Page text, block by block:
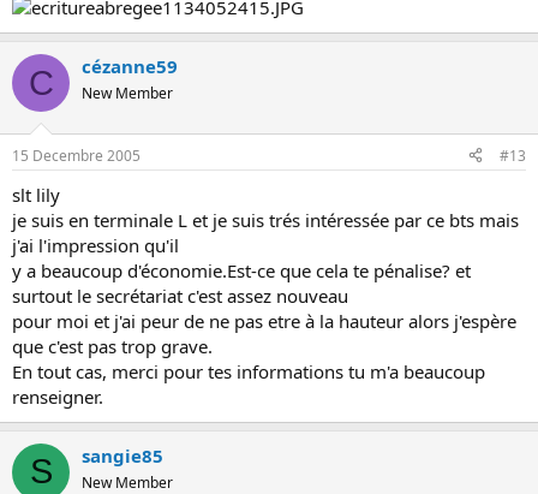
C cézanne59
New Member
15 Decembre 2005 #13
slt lily
je suis en terminale L et je suis trés intéressée par ce bts mais
j'ai l'impression qu'il
y a beaucoup d'économie.Est-ce que cela te pénalise? et
surtout le secrétariat c'est assez nouveau
pour moi et j'ai peur de ne pas etre à la hauteur alors j'espère
que c'est pas trop grave.
En tout cas, merci pour tes informations tu m'a beaucoup
renseigner.
S sangie85
New Member